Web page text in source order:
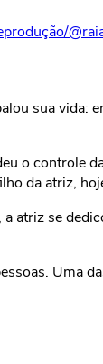
sua vida:
o controle
da atriz,
atriz se
Uma